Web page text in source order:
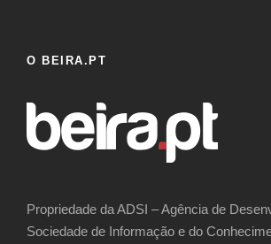
O BEIRA.PT
Propriedade da ADSI – Agência de
Sociedade de Informação e do